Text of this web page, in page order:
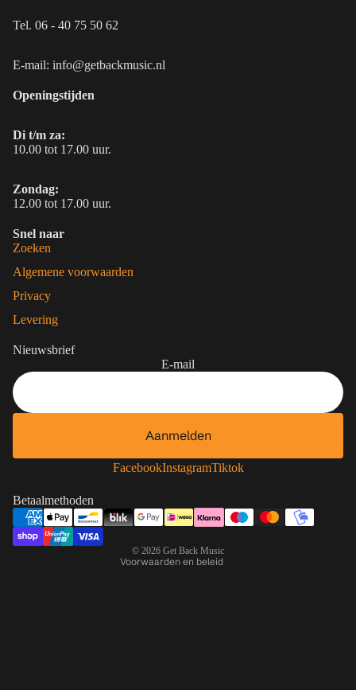
Tel. 06 - 40 75 50 62
E-mail: info@getbackmusic.nl
Openingstijden
Di t/m za:
10.00 tot 17.00 uur.
Zondag:
12.00 tot 17.00 uur.
Snel naar
Zoeken
Algemene voorwaarden
Privacy
Levering
Nieuwsbrief
E-mail
Aanmelden
FacebookInstagramTiktok
Betaalmethoden
© 2026 Get Back Music
Voorwaarden en beleid
Privacybeleid
Algemene voorwaarden
Verzendbeleid